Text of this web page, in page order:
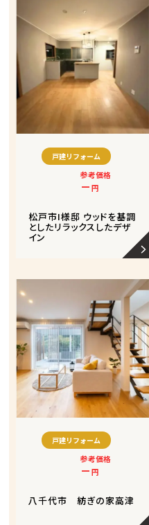
戸建リフォーム
参考価格
－円
松戸市I様邸 ウッドを基調
としたリラックスしたデザ
イン
戸建リフォーム
参考価格
－円
八千代市 紡ぎの家高津